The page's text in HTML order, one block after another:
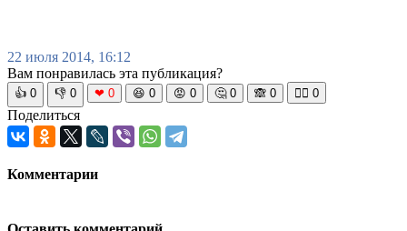
22 июля 2014, 16:12
Вам понравилась эта публикация?
👍 0 👎 0 ❤ 0 😆 0 😡 0 🤔 0 🙈 0 🧘‍♀️ 0
Поделиться
Комментарии